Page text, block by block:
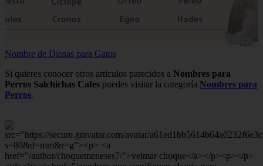
Nombre de Diosas para Gatos
Si quieres conocer otros artículos parecidos a Nombres para
Perros Salchichas Cafes puedes visitar la categoría Nombres para
Perros.